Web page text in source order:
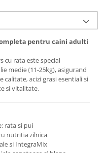
pentru caini adulti
cu rata este special
medie (11-25kg), asigurand
acizi grasi esentiali si
si vitalitate.
rata si pui
nutritia zilnica
si IntegraMix